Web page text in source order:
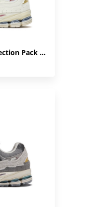
New Balance 2002r Protection Pack Sea Salt M2002RDC